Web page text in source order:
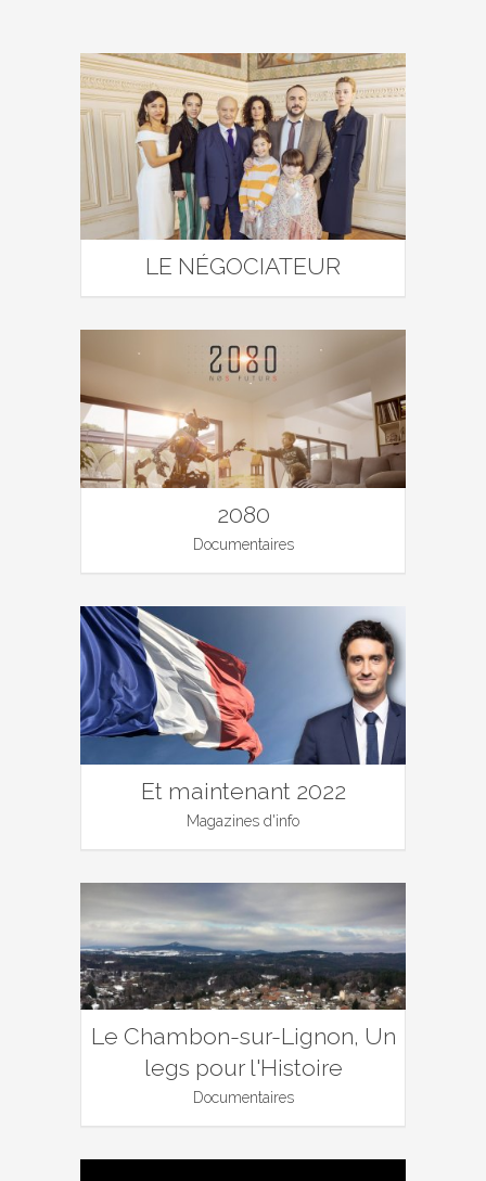
LE NÉGOCIATEUR
2080
Documentaires
Et maintenant 2022
Magazines d'info
Le Chambon-sur-Lignon, Un
legs pour l'Histoire
Documentaires